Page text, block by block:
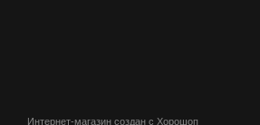
Интернет-магазин создан с Хорошоп